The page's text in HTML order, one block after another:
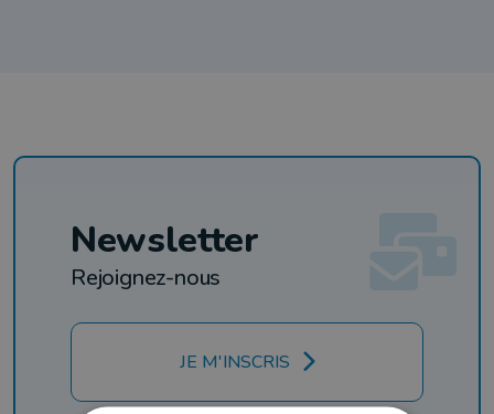
Newsletter
Rejoignez-nous
JE M'INSCRIS